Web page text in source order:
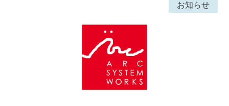
お知らせ